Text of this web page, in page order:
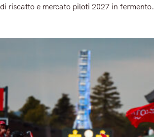
di riscatto e mercato piloti 2027 in fermento.